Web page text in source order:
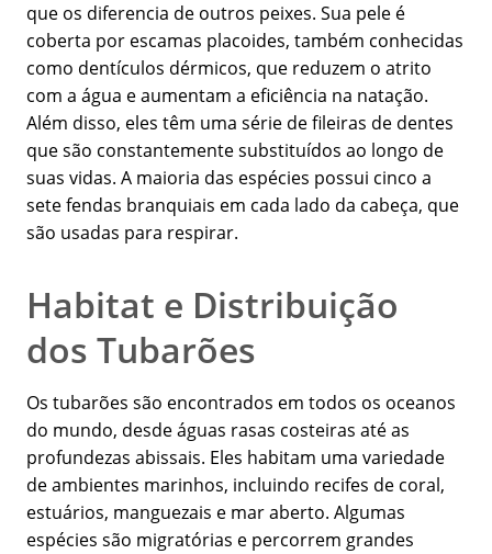
que os diferencia de outros peixes. Sua pele é
coberta por escamas placoides, também conhecidas
como dentículos dérmicos, que reduzem o atrito
com a água e aumentam a eficiência na natação.
Além disso, eles têm uma série de fileiras de dentes
que são constantemente substituídos ao longo de
suas vidas. A maioria das espécies possui cinco a
sete fendas branquiais em cada lado da cabeça, que
são usadas para respirar.
Habitat e Distribuição
dos Tubarões
Os tubarões são encontrados em todos os oceanos
do mundo, desde águas rasas costeiras até as
profundezas abissais. Eles habitam uma variedade
de ambientes marinhos, incluindo recifes de coral,
estuários, manguezais e mar aberto. Algumas
espécies são migratórias e percorrem grandes